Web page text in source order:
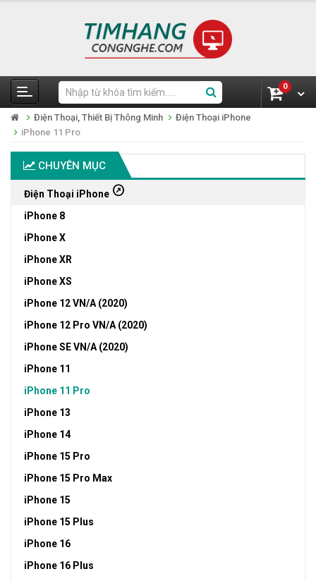
0
Điện Thoại, Thiết Bị Thông Minh
Điện Thoại iPhone
iPhone 11 Pro
CHUYÊN MỤC
Điện Thoại iPhone outbound
iPhone 8
iPhone X
iPhone XR
iPhone XS
iPhone 12 VN/A (2020)
iPhone 12 Pro VN/A (2020)
iPhone SE VN/A (2020)
iPhone 11
iPhone 11 Pro
iPhone 13
iPhone 14
iPhone 15 Pro
iPhone 15 Pro Max
iPhone 15
iPhone 15 Plus
iPhone 16
iPhone 16 Plus